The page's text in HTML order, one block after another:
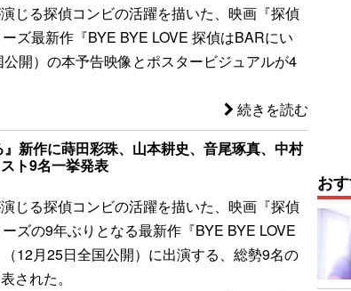
じる探偵コンビの活躍を描いた、映画『探偵
ズ最新作『BYE BYE LOVE 探偵はBARにい
開）の本予告映像とポスタービジュアルが4
続きを読む
』新作に蒔田彩珠、山本耕史、音尾琢真、中村
ト9名一挙発表
じる探偵コンビの活躍を描いた、映画『探偵
ズの9年ぶりとなる最新作『BYE BYE LOVE
12月25日全国公開）に出演する、総勢9名の
された。
お